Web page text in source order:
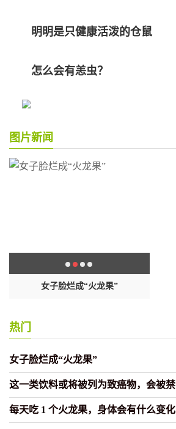
明明是只健康活泼的仓鼠
怎么会有恙虫？
图片新闻
女子脸烂成“火龙果”
热门
女子脸烂成“火龙果”
这一类饮料或将被列为致癌物，会被禁
每天吃 1 个火龙果，身体会有什么变化